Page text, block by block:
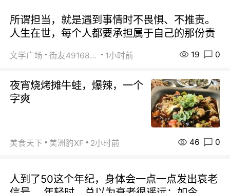
所谓担当，就是遇到事情时不畏惧、不推责。
人生在世，每个人都要承担属于自己的那份责
文学广场 街友49168527 1小时前 19 0
夜宵烧烤摊牛蛙，爆辣，一个
字爽
美食天下 美洲豹XF 2小时前 46 0
人到了50这个年纪，身体会一点一点发出哀老